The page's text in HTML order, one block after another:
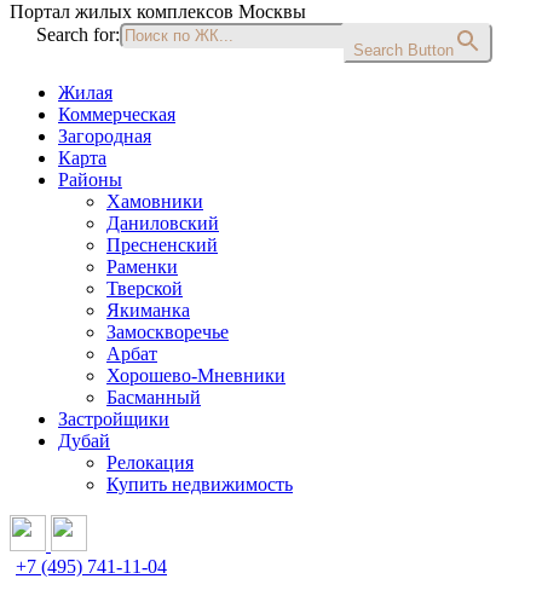
Портал жилых комплексов Москвы
Search for:
Search Button
Жилая
Коммерческая
Загородная
Карта
Районы
Хамовники
Даниловский
Пресненский
Раменки
Тверской
Якиманка
Замоскворечье
Арбат
Хорошево-Мневники
Басманный
Застройщики
Дубай
Релокация
Купить недвижимость
+7 (495) 741-11-04